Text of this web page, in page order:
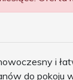
i
do pokoju